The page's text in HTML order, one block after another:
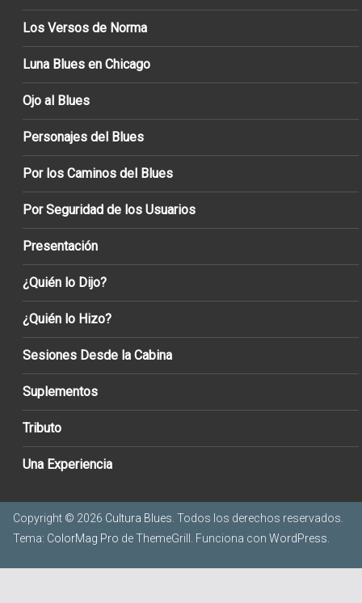
Los Versos de Norma
Luna Blues en Chicago
Ojo al Blues
Personajes del Blues
Por los Caminos del Blues
Por Seguridad de los Usuarios
Presentación
¿Quién lo Dijo?
¿Quién lo Hizo?
Sesiones Desde la Cabina
Suplementos
Tributo
Una Experiencia
Copyright © 2026 Cultura Blues . Todos los derechos reservados.
Tema: ColorMag Pro de ThemeGrill. Funciona con WordPress